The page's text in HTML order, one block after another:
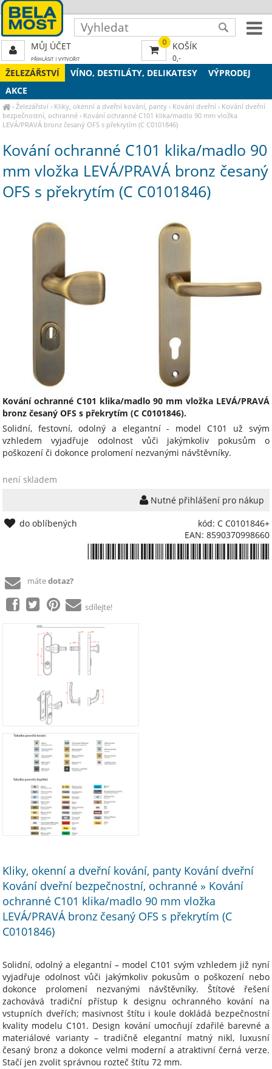
ŽELEZÁŘSTVÍ VÍNO, DESTILÁTY, DELIKATESY
VÝPRODEJ
AKCE
›Železářství › Kliky, okenní a dveřní kování, panty › Kování dveřní › Kování dveřní
bezpečnostní, ochranné › Kování ochranné C101 klika/madlo 90 mm vložka
LEVÁ/PRAVÁ bronz česaný OFS s překrytím (C C0101846)
Kování ochranné C101 klika/madlo 90
mm vložka LEVÁ/PRAVÁ bronz česaný
OFS s překrytím (C C0101846)
Kování ochranné C101 klika/madlo 90 mm vložka LEVÁ/PRAVÁ
bronz česaný OFS s překrytím (C C0101846).
Solidní, festovní, odolný a elegantní - model C101 už svým
vzhledem vyjadřuje odolnost vůči jakýmkoliv pokusům o
poškození či dokonce prolomení nezvanými návštěvníky.
není skladem
Nutné přihlášení pro nákup
kód: C C0101846+
EAN: 8590370998660
do oblíbených
mátedotaz?
sdílejte!
Kliky, okenní a dveřní kování, panty Kování dveřní
Kování dveřní bezpečnostní, ochranné » Kování
ochranné C101 klika/madlo 90 mm vložka
LEVÁ/PRAVÁ bronz česaný OFS s překrytím (C
C0101846)
Solidní, odolný a elegantní – model C101 svým vzhledem již nyní
vyjadřuje odolnost vůči jakýmkoliv pokusům o poškození nebo
dokonce prolomení nezvanými návštěvníky. Štítové řešení
zachovává tradiční přístup k designu ochranného kování na
vstupních dveřích; masivnost štítu i koule dokládá bezpečnostní
kvality modelu C101. Design kování umocňují zdařilé barevné a
materiálové varianty – tradičně elegantní matný nikl, luxusní
česaný bronz a dokonce velmi moderní a atraktivní černá verze.
Stačí jen zvolit správnou rozteč štítu 72 mm.
0 KOŠÍK
0,-
MŮJ ÚČET
PŘIHLÁSIT| VYTVOŘIT